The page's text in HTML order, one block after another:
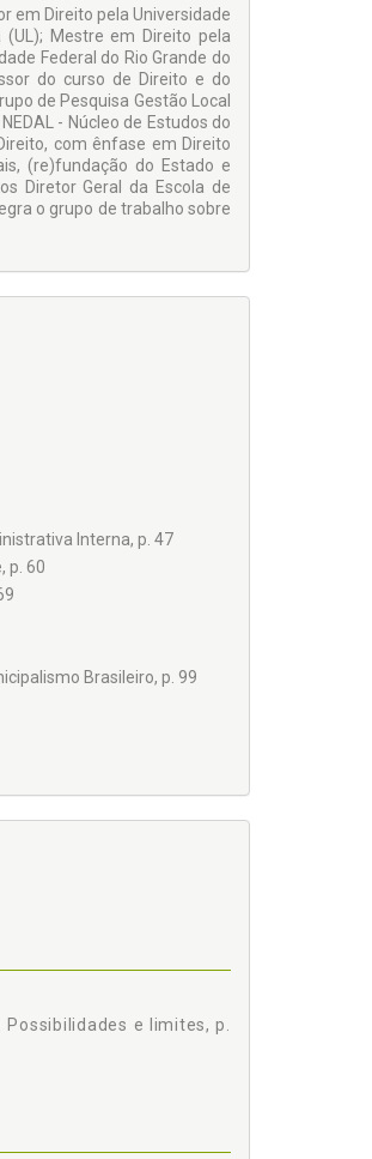
em Direito pela Universidade
Mestre em Direito pela
Federal do Rio Grande do
do curso de Direito e do
de Pesquisa Gestão Local
- Núcleo de Estudos do
com ênfase em Direito
(re)fundação do Estado e
Diretor Geral da Escola de
o grupo de trabalho sobre
Interna, p. 47
p. 60
Brasileiro, p. 99
e limites, p.